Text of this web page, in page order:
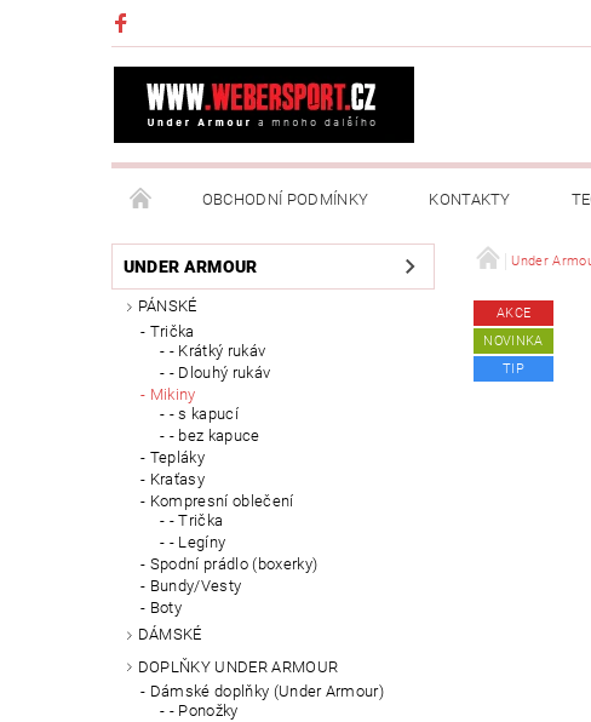
OBCHODNÍ PODMÍNKY KONTAKTY
NAPIŠTE NÁM MOJE OBJEDNÁVKA
UNDER ARMOUR
PÁNSKÉ
Trička
- Krátký rukáv
- Dlouhý rukáv
Mikiny
- s kapucí
- bez kapuce
Tepláky
Kraťasy
Kompresní oblečení
- Trička
- Legíny
Spodní prádlo (boxerky)
Bundy/Vesty
Boty
DÁMSKÉ
DOPLŇKY UNDER ARMOUR
Dámské doplňky (Under Armour)
- Ponožky
Under
AKCE
NOVINKA
TIP